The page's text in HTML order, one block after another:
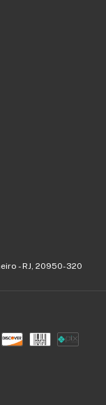
- RJ, 20950-320